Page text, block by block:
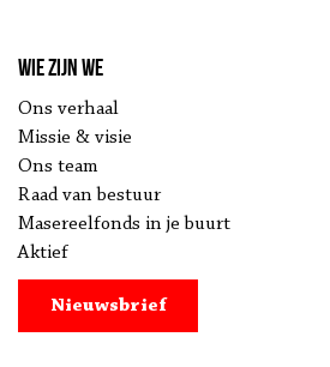
Wie zijn we
Ons verhaal
Missie & visie
Ons team
Raad van bestuur
Masereelfonds in je buurt
Aktief
Nieuwsbrief